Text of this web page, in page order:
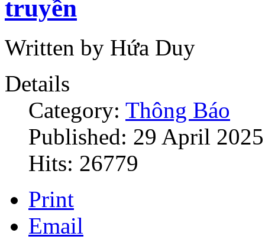
truyền
Written by Hứa Duy
Details
Category: Thông Báo
Published: 29 April 2025
Hits: 26779
Print
Email